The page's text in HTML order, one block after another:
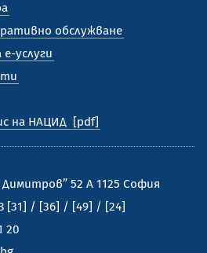
обслужване
услуги
на НАЦИД
Димитров” 52 А 1125 София
[31] / [36] / [49] / [24]
20